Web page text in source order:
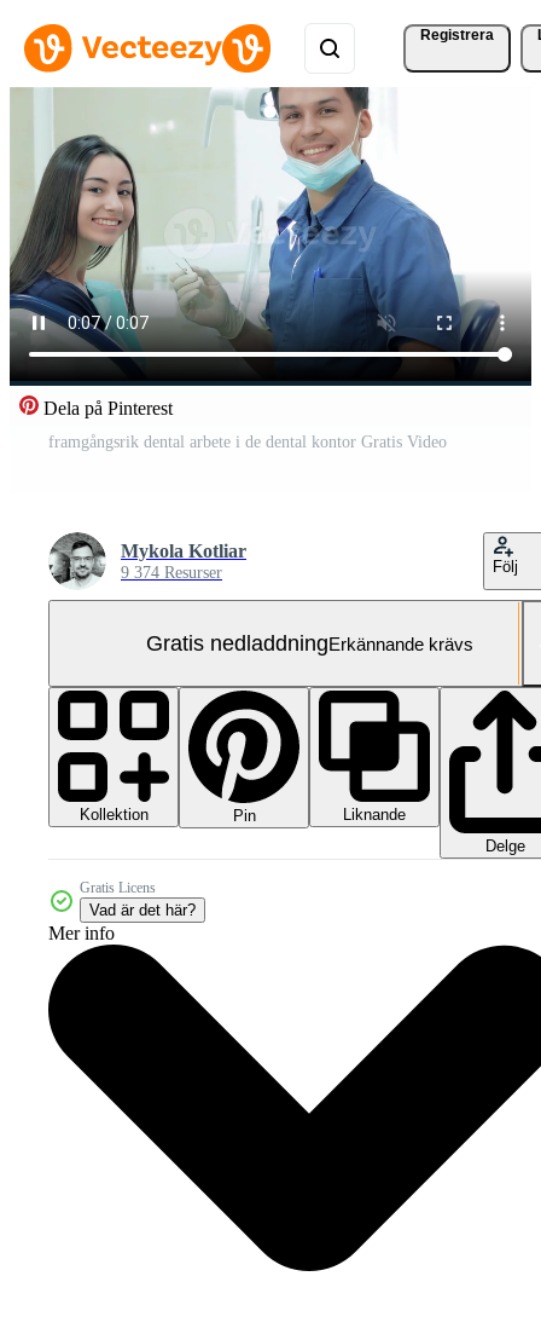
Registrera
Dela på Pinterest
framgångsrik dental arbete i de dental kontor Gratis Video
Mykola Kotliar
9 374 Resurser Följ
Gratis nedladdningErkännande krävs
Kollektion Pin
Liknande
Delge
Gratis Licens
Vad är det här?
Mer info